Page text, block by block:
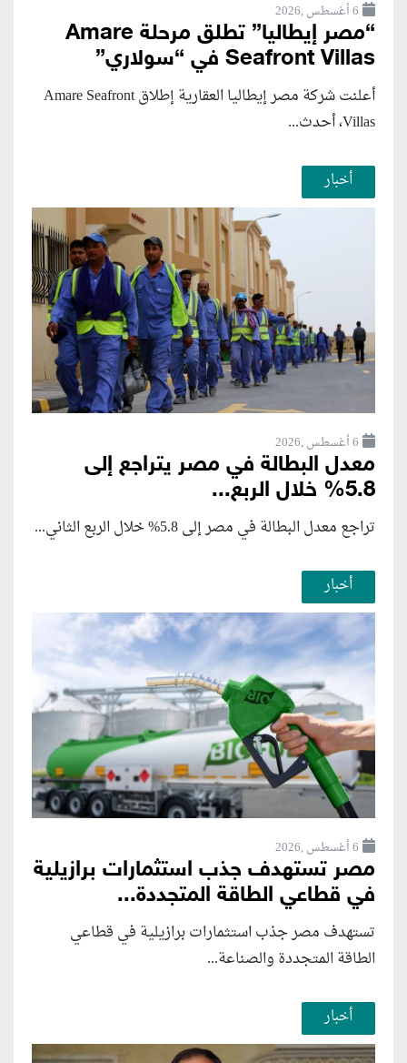
6 أغسطس ,2026
“مصر إيطاليا” تطلق مرحلة Amare
Seafront Villas في “سولاري”
أعلنت شركة مصر إيطاليا العقارية إطلاق Amare Seafront
Villas، أحدث...
أخبار
6 أغسطس ,2026
معدل البطالة في مصر يتراجع إلى
5.8% خلال الربع...
تراجع معدل البطالة في مصر إلى 5.8% خلال الربع الثاني...
أخبار
6 أغسطس ,2026
مصر تستهدف جذب استثمارات برازيلية
في قطاعي الطاقة المتجددة...
تستهدف مصر جذب استثمارات برازيلية في قطاعي
الطاقة المتجددة والصناعة...
أخبار